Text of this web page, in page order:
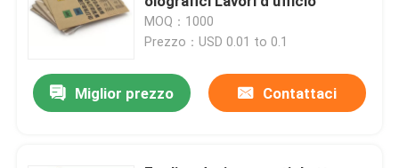
MOQ：1000
Prezzo：USD 0.01 to 0.1
Miglior prezzo Contattaci